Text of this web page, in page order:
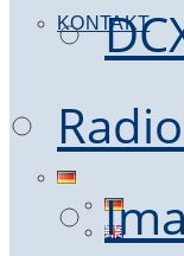
KONTAKT